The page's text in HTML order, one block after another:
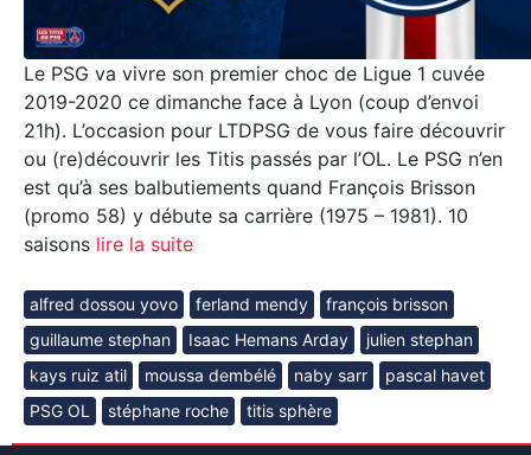
Le PSG va vivre son premier choc de Ligue 1 cuvée
2019-2020 ce dimanche face à Lyon (coup d’envoi
21h). L’occasion pour LTDPSG de vous faire découvrir
ou (re)découvrir les Titis passés par l’OL. Le PSG n’en
est qu’à ses balbutiements quand François Brisson
(promo 58) y débute sa carrière (1975 – 1981). 10
saisons lire la suite
alfred dossou yovo ferland mendy
françois brisson
guillaume stephan
Isaac Hemans Arday
julien stephan
kays ruiz atil
moussa dembélé naby sarr
pascal havet
PSG OL
stéphane roche titis sphère